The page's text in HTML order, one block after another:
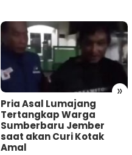
»
Pria Asal Lumajang
Tertangkap Warga
Sumberbaru Jember
saat akan Curi Kotak
Amal